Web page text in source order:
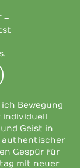
–
Bewegung
individuell
Geist in
authentischer
Gespür für
mit neuer